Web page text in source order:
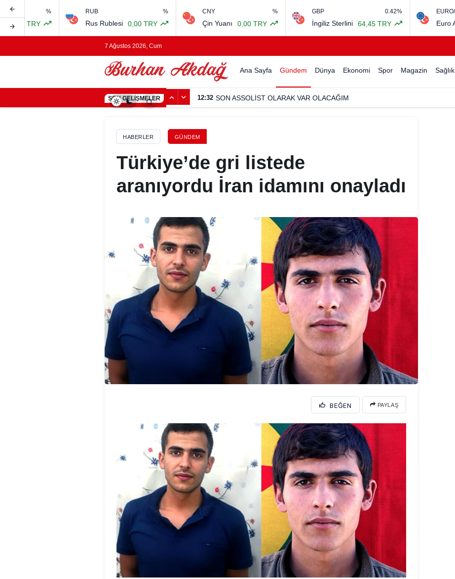
RUB
Rus Rublesi 0,00 TRY
CNY
Çin Yuanı 0,00 TRY
GBP
İngiliz Sterlini 64,45 TRY
EURO/USD
Euro Amerikan Doları
7 Ağustos 2026, Cum
Ana Sayfa Gündem Dünya Ekonomi Spor Magazin Sağlık
SON GELIŞMELER 11:23 MUSTAFA SANDAL İLE AYNI SAHNEDE PARLADI
HABERLER GÜNDEM
Türkiye’de gri listede
aranıyordu İran idamını onayladı
BEĞEN PAYLAŞ